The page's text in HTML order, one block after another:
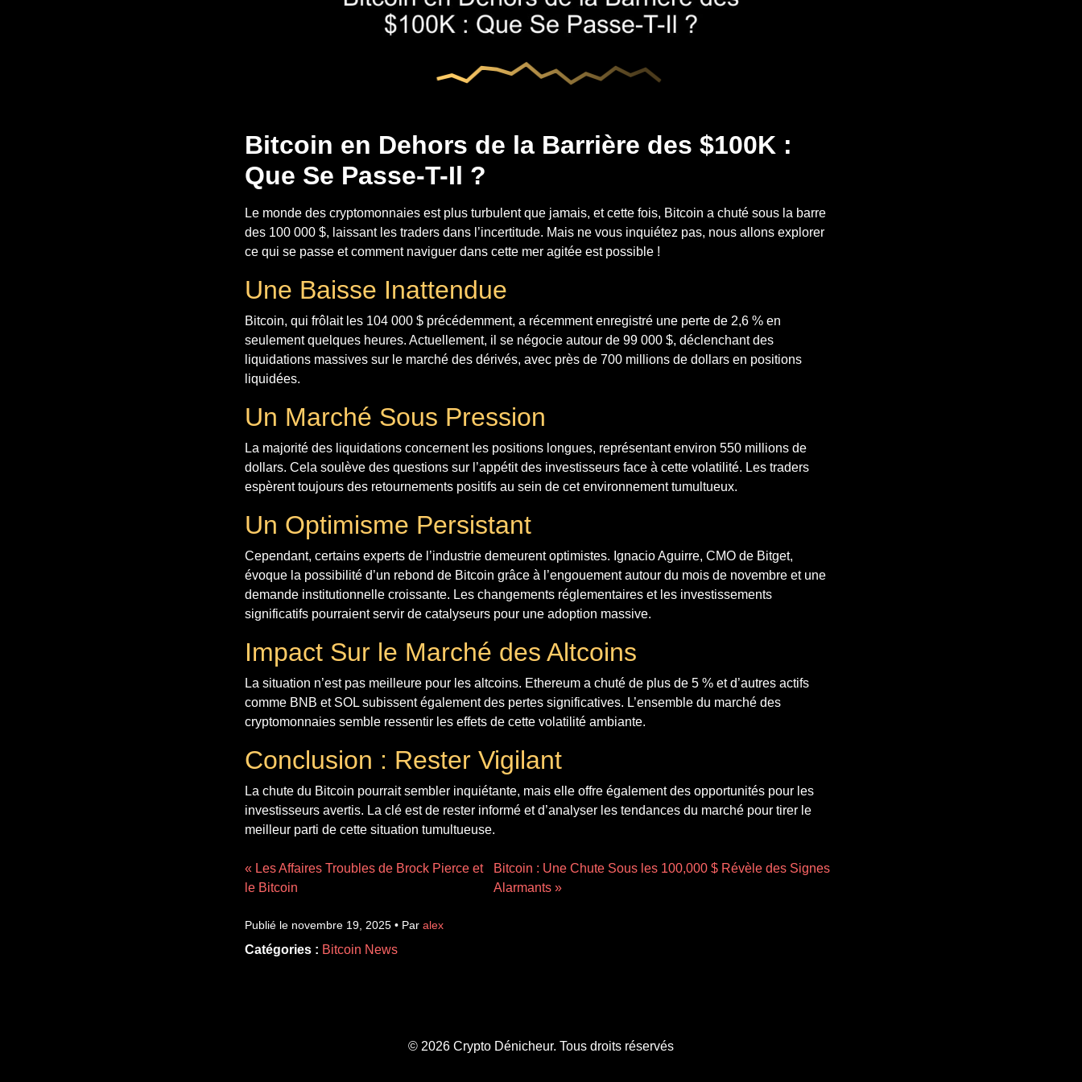
Bitcoin en Dehors de la Barrière des $100K :
Que Se Passe-T-Il ?
Le monde des cryptomonnaies est plus turbulent que jamais, et cette fois, Bitcoin a chuté sous la barre
des 100 000 $, laissant les traders dans l’incertitude. Mais ne vous inquiétez pas, nous allons explorer
ce qui se passe et comment naviguer dans cette mer agitée est possible !
Une Baisse Inattendue
Bitcoin, qui frôlait les 104 000 $ précédemment, a récemment enregistré une perte de 2,6 % en
seulement quelques heures. Actuellement, il se négocie autour de 99 000 $, déclenchant des
liquidations massives sur le marché des dérivés, avec près de 700 millions de dollars en positions
liquidées.
Un Marché Sous Pression
La majorité des liquidations concernent les positions longues, représentant environ 550 millions de
dollars. Cela soulève des questions sur l’appétit des investisseurs face à cette volatilité. Les traders
espèrent toujours des retournements positifs au sein de cet environnement tumultueux.
Un Optimisme Persistant
Cependant, certains experts de l’industrie demeurent optimistes. Ignacio Aguirre, CMO de Bitget,
évoque la possibilité d’un rebond de Bitcoin grâce à l’engouement autour du mois de novembre et une
demande institutionnelle croissante. Les changements réglementaires et les investissements
significatifs pourraient servir de catalyseurs pour une adoption massive.
Impact Sur le Marché des Altcoins
La situation n’est pas meilleure pour les altcoins. Ethereum a chuté de plus de 5 % et d’autres actifs
comme BNB et SOL subissent également des pertes significatives. L’ensemble du marché des
cryptomonnaies semble ressentir les effets de cette volatilité ambiante.
Conclusion : Rester Vigilant
La chute du Bitcoin pourrait sembler inquiétante, mais elle offre également des opportunités pour les
investisseurs avertis. La clé est de rester informé et d’analyser les tendances du marché pour tirer le
meilleur parti de cette situation tumultueuse.
« Les Affaires Troubles de Brock Pierce et
le Bitcoin
Bitcoin : Une Chute Sous les 100,000 $ Révèle des Signes
Alarmants »
Publié le novembre 19, 2025 • Par alex
Catégories : Bitcoin News
© 2026 Crypto Dénicheur. Tous droits réservés